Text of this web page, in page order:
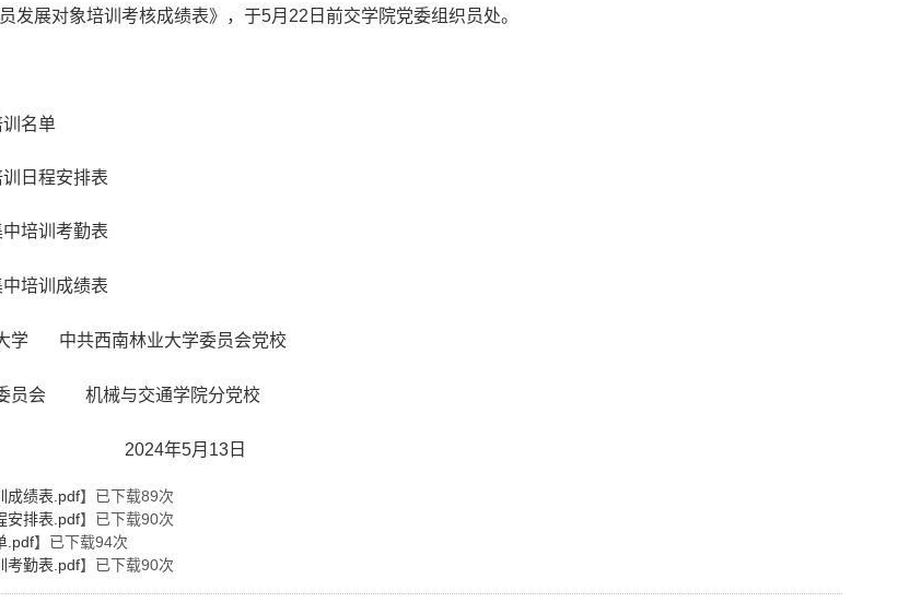
展对象培训考核成绩表》，于5月22日前交学院党委组织员处。
名单
日程安排表
培训考勤表
培训成绩表
业大学委员会党校
交通学院分党校
13日
成绩表.pdf】已下载89次
安排表.pdf】已下载90次
.pdf】已下载94次
考勤表.pdf】已下载90次